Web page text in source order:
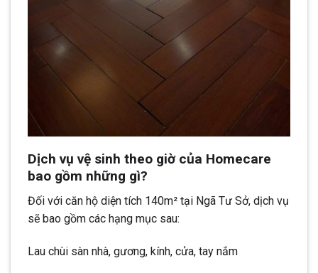
Dịch vụ vệ sinh theo giờ của Homecare
bao gồm những gì?
Đối với căn hộ diện tích 140m² tại Ngã Tư Sở, dịch vụ
sẽ bao gồm các hạng mục sau:
Lau chùi sàn nhà, gương, kính, cửa, tay nắm